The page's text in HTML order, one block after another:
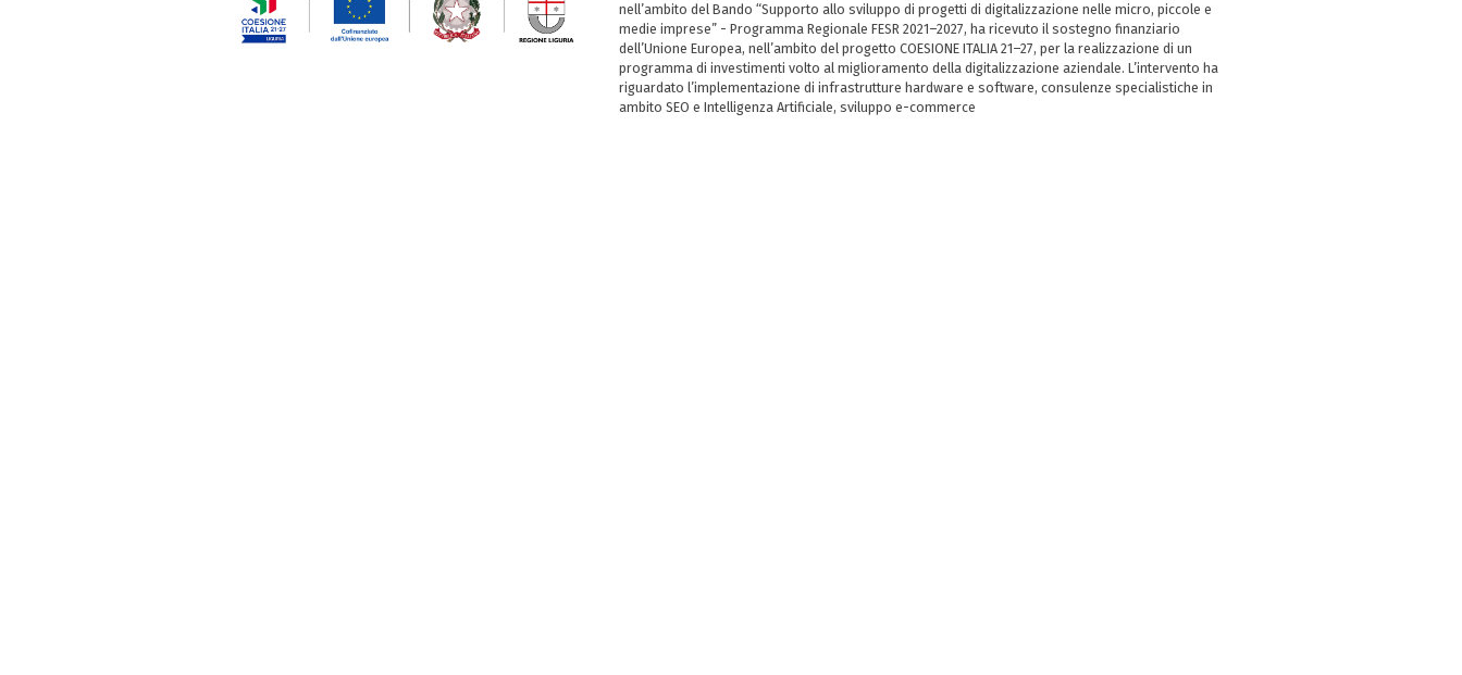
nell’ambito del Bando “Supporto allo sviluppo di progetti di digitalizzazione nelle micro, piccole e
medie imprese” - Programma Regionale FESR 2021–2027, ha ricevuto il sostegno finanziario
dell’Unione Europea, nell’ambito del progetto COESIONE ITALIA 21–27, per la realizzazione di un
programma di investimenti volto al miglioramento della digitalizzazione aziendale. L’intervento ha
riguardato l’implementazione di infrastrutture hardware e software, consulenze specialistiche in
ambito SEO e Intelligenza Artificiale, sviluppo e-commerce